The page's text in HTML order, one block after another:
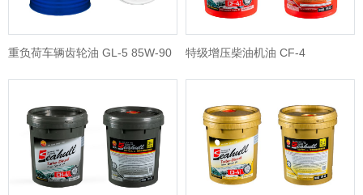
重负荷车辆齿轮油 GL-5 85W-90 特级增压柴油机油 CF-4